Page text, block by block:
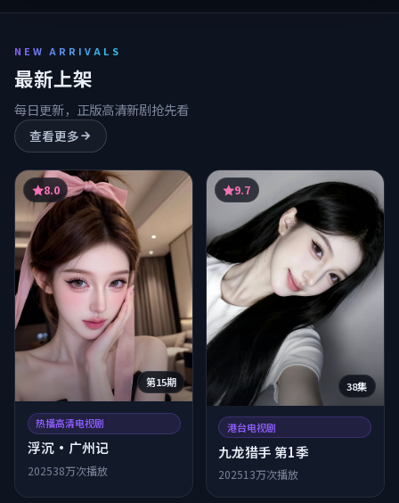
NEW ARRIVALS
最新上架
每日更新，正版高清新剧抢先看
查看更多
第15期
8.0
热播高清电视剧
浮沉·广州记
202538万次播放
38集
9.7
港台电视剧
九龙猎手 第1季
202513万次播放